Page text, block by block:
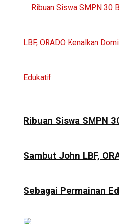
Ribuan Siswa SMPN
Sambut John LBF,
Sebagai Permainan